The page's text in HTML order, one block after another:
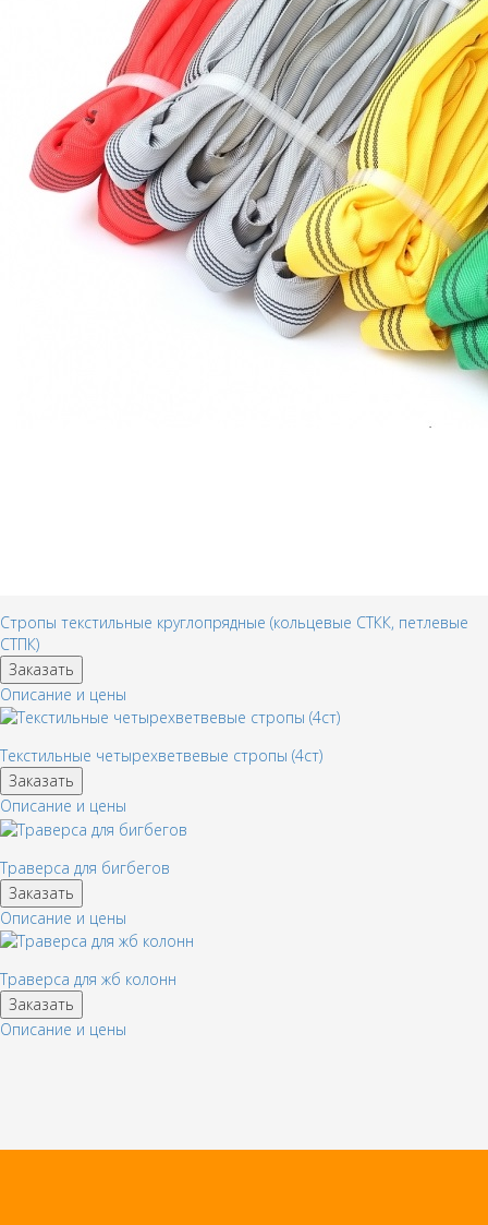
Стропы текстильные круглопрядные (кольцевые СТКК, петлевые
СТПК)
Заказать
Описание и цены
Текстильные четырехветвевые стропы (4ст)
Заказать
Описание и цены
Траверса для бигбегов
Заказать
Описание и цены
Траверса для жб колонн
Заказать
Описание и цены